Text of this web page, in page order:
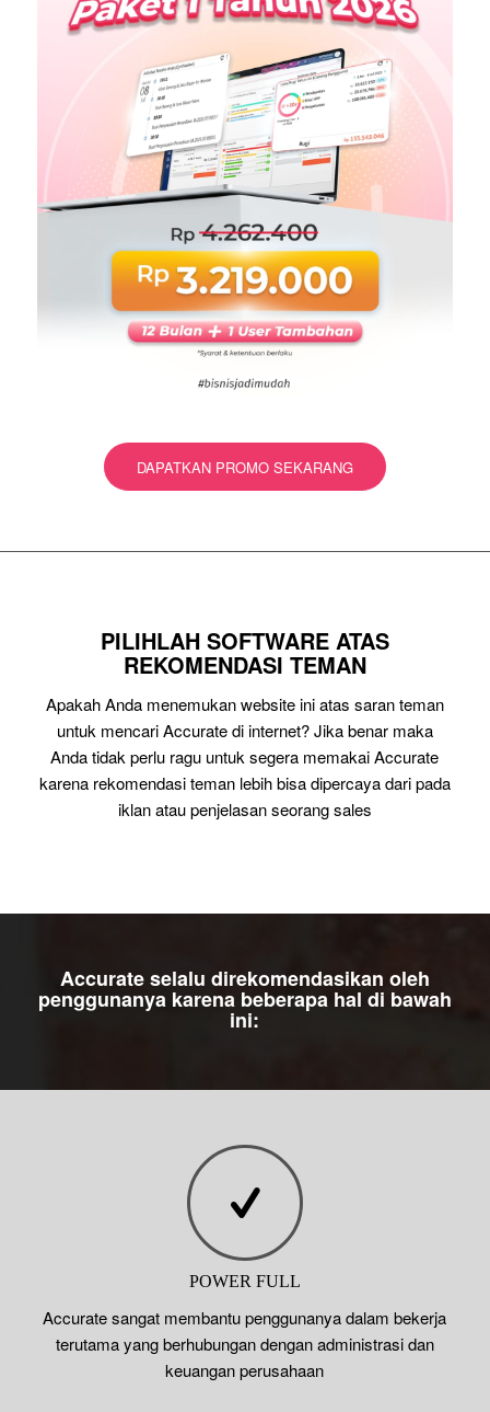
DAPATKAN PROMO SEKARANG
PILIHLAH SOFTWARE ATAS
REKOMENDASI TEMAN
Apakah Anda menemukan website ini atas saran teman
untuk mencari Accurate di internet? Jika benar maka
Anda tidak perlu ragu untuk segera memakai Accurate
karena rekomendasi teman lebih bisa dipercaya dari pada
iklan atau penjelasan seorang sales
Accurate selalu direkomendasikan oleh
penggunanya karena beberapa hal di bawah
ini:
POWER FULL
Accurate sangat membantu penggunanya dalam bekerja
terutama yang berhubungan dengan administrasi dan
keuangan perusahaan